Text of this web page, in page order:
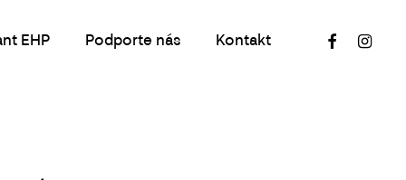
EHP Podporte nás Kontakt facebook